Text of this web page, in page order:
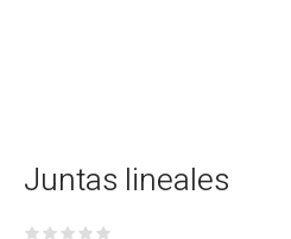
Juntas lineales